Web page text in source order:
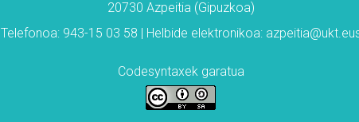
20730 Azpeitia (Gipuzkoa)
Telefonoa: 943-15 03 58 | Helbide elektronikoa:
Codesyntaxek garatua